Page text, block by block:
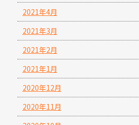
2021年4月
2021年3月
2021年2月
2021年1月
2020年12月
2020年11月